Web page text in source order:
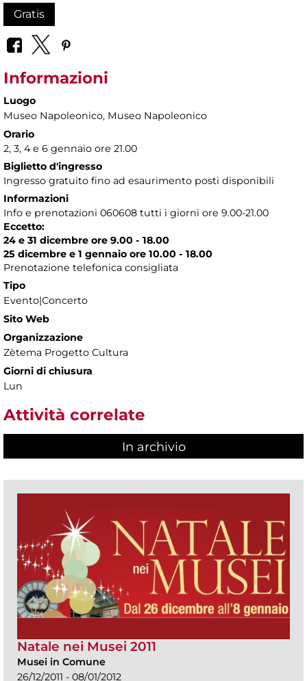
Gratis
Informazioni
Luogo
Museo Napoleonico, Museo Napoleonico
Orario
2, 3, 4 e 6 gennaio ore 21.00
Biglietto d'ingresso
Ingresso gratuito fino ad esaurimento posti disponibili
Informazioni
Info e prenotazioni 060608 tutti i giorni ore 9.00-21.00
Eccetto:
24 e 31 dicembre ore 9.00 - 18.00
25 dicembre e 1 gennaio ore 10.00 - 18.00
Prenotazione telefonica consigliata
Tipo
Evento|Concerto
Sito Web
Organizzazione
Zètema Progetto Cultura
Giorni di chiusura
Lun
Attività correlate
In archivio
Natale nei Musei 2011
Musei in Comune
26/12/2011 - 08/01/2012